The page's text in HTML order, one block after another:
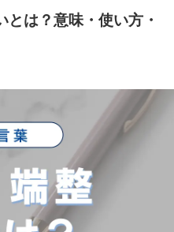
とは？意味・使い方・